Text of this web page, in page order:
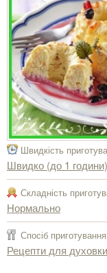
Швидкість
Швидко (до 1 години)
Складність
Нормально
Спосіб
Рецепти для духовки